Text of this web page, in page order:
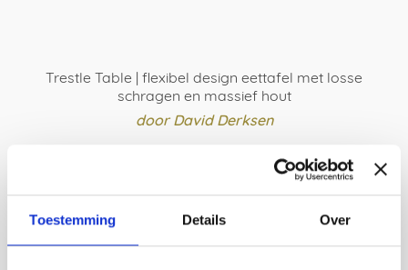
Toestemming Details Over
Trestle Table | flexibel design eettafel met losse
schragen en massief hout
door David Derksen
2.299,00Prijsklasse:
€ 1.969,00
tot
€ 2.299,00
BESTEL HIER
Dit